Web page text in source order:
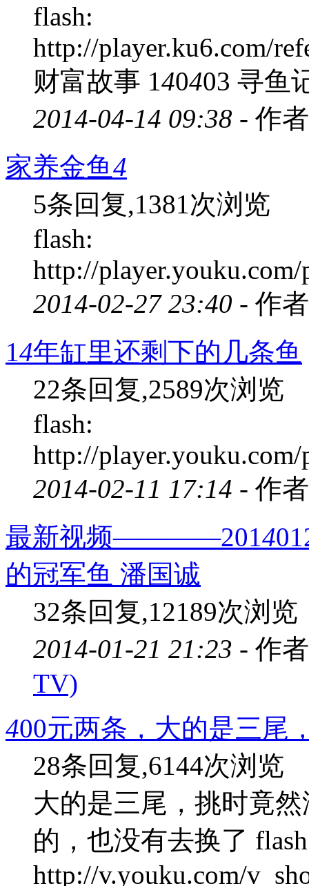
flash:
http://player.ku6.com/
财富故事 140403 寻鱼
2014-04-14 09:38 - 作
家养金鱼4
5条回复,1381次浏览
flash:
http://
2014-02-27 23:40 - 作
14年缸里还剩下的几条鱼
22条回复,2589次浏览
flash:
http://
2014-02-11 17:14 - 作
最新视频————2014
的冠军鱼 潘国诚
32条回复,12189次浏览
2014-01-21 21:23 - 作
TV)
400元两条，大的是三尾
28条回复,6144次浏览
大的是三尾，挑时竟
的，也没有去换了
http://v.youku.com/